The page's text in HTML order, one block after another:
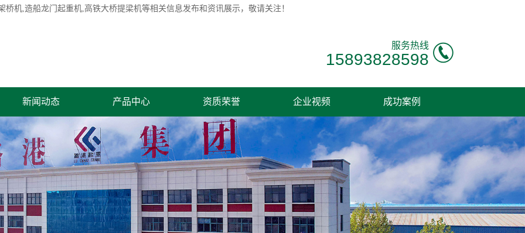
桥机,造船龙门起重机,高铁大桥提梁机等相关信息发布和资讯展示，敬请关注！
服务热线
15893828598
新闻动态 产品中心 资质荣誉 企业视频 成功案例